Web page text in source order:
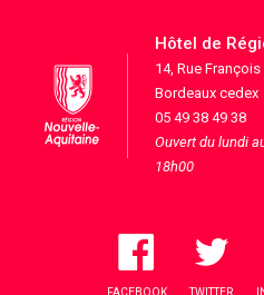
Hôtel de
14, Rue
Bordeaux cedex
05 49 38 49 38
Ouvert du lundi
18h00
FACEBOOK TWITTER